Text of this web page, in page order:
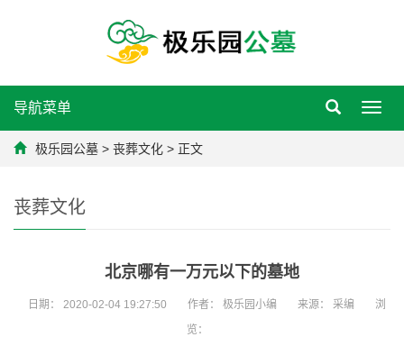
导航菜单
极乐园公墓 > 丧葬文化 > 正文
丧葬文化
北京哪有一万元以下的墓地
日期： 2020-02-04 19:27:50 作者： 极乐园小编 来源： 采编
浏
览：